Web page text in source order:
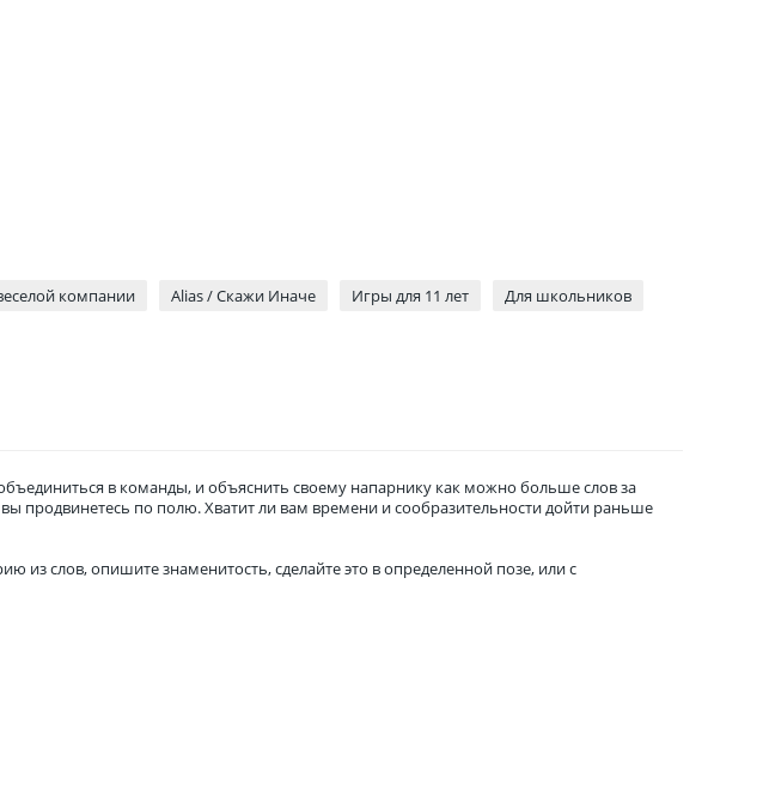
компании Alias / Скажи Иначе Игры для 11 лет
Для школьников
в команды, и объяснить своему напарнику как можно больше слов за
продвинетесь по полю. Хватит ли вам времени и сообразительности дойти раньше
слов, опишите знаменитость, сделайте это в определенной позе, или с